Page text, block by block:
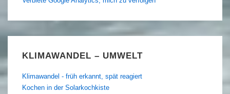
KLIMAWANDEL – UMWELT
Klimawandel - früh erkannt, spät reagiert
Kochen in der Solarkochkiste